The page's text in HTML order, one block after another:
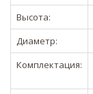
Высота:
Диаметр:
Комплектация: